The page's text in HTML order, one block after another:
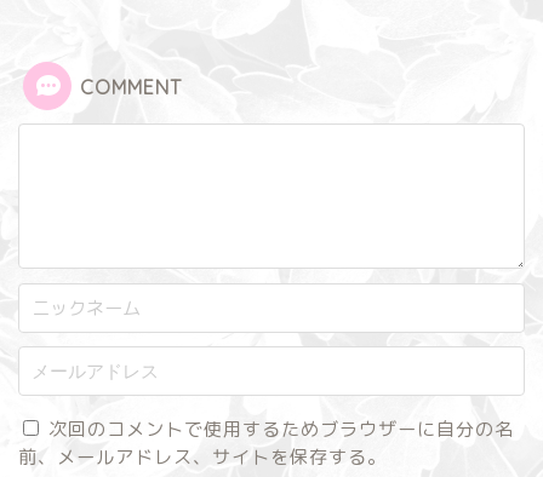
COMMENT
次回のコメントで使用するためブラウザーに自分の名
前、メールアドレス、サイトを保存する。